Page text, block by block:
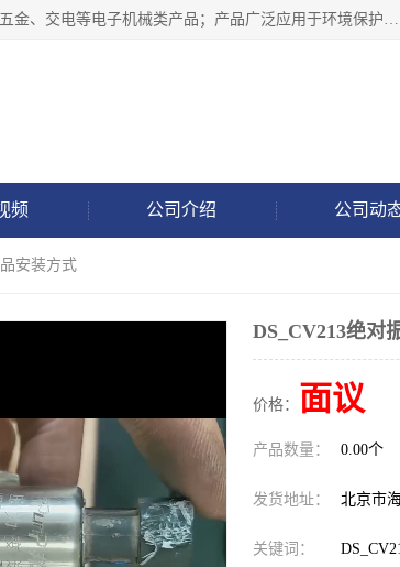
北京鸿泰顺达科技有限公司主要经营电子产品、机械设备、通讯设备、五金、交电等电子机械类产品；产品广泛应用于环境保护、石油化工、电力电子、冶金建筑、煤炭、农业、卫生防疫、教育科研等行业。并成功的与各地环境监测站、污水处理厂、卷烟厂、电厂、高校、科学院所、卫生防疫部门、煤矿、石化厂等用户建立了密切的合作关系。
频 公司介绍 公司动
安装方式
DS_CV213绝对
价格： 面议
产品数量： 0.00个
发货地址： 北京市
关键词：